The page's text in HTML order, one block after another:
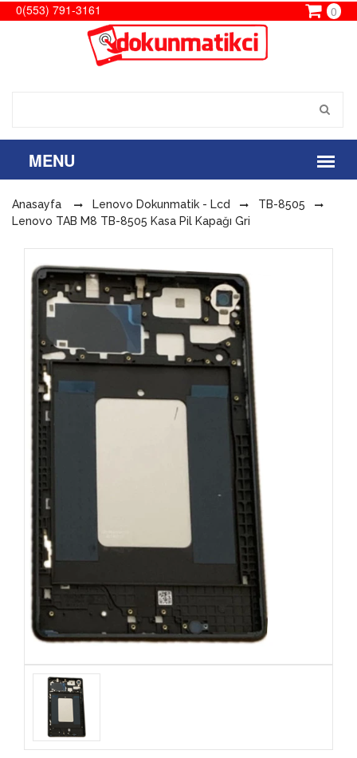
0(553) 791-3161 0
Anasayfa Lenovo Dokunmatik - Lcd
TB-8505
Lenovo TAB M8 TB-8505 Kasa Pil Kapağı Gri